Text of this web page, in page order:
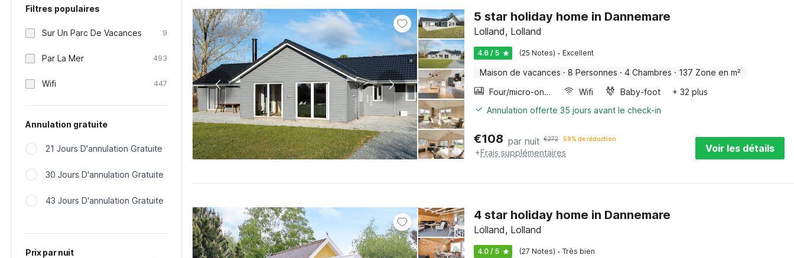
Filtres populaires
Sur Un Parc De Vacances 9
Par La Mer 493
Wifi 447
Annulation gratuite
21 Jours D'annulation Gratuite
30 Jours D'annulation Gratuite
43 Jours D'annulation Gratuite
Prix par nuit
5 star holiday home in Dannemare
Lolland, Lolland
4.6 / 5 (25 Notes) · Excellent
Maison de vacances · 8 Personnes · 4 Chambres · 137 Zone en m²
Four/micro-onde combinés
Wifi Baby-foot
+ 32 plus
Annulation offerte 35 jours avant le check-in
€108 par nuit €272 59% de réduction
+Frais supplémentaires Voir les détails
4 star holiday home in Dannemare
Lolland, Lolland
4.0 / 5 (27 Notes) · Très bien